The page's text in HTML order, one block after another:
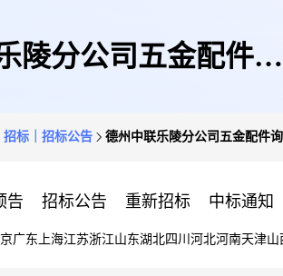
陵分公司五金配件询
招标｜招标公告 德州中联乐陵分公司五金配件
告 招标公告 重新招标 中标通知
广东 上海江苏浙江山东湖北四川 河北河南天津山